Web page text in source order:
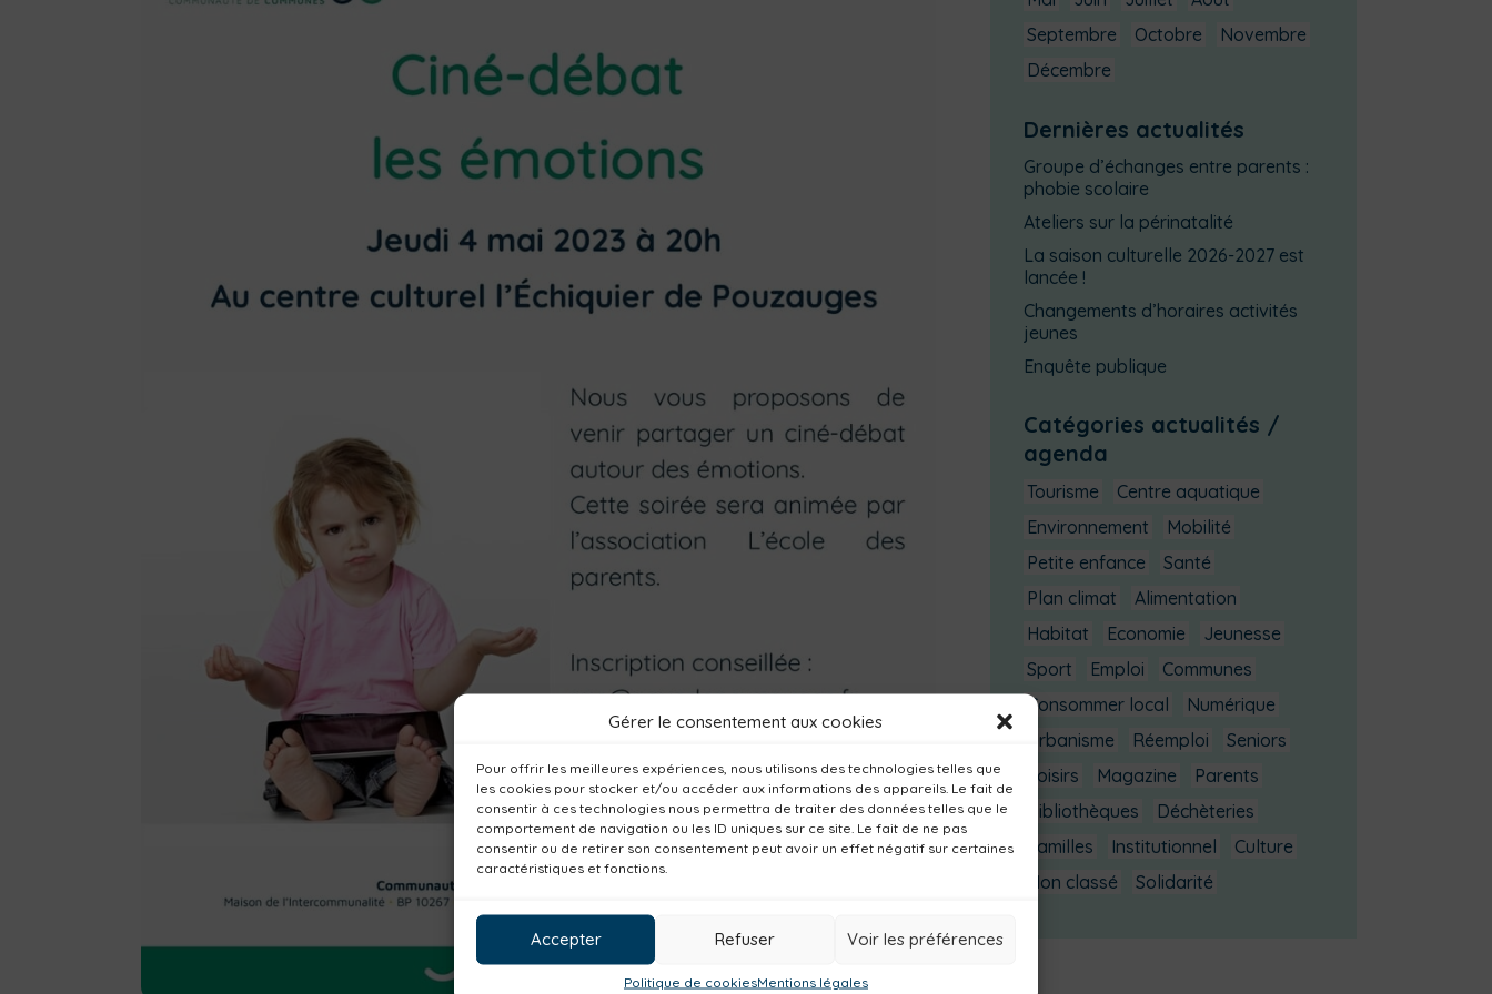
Gérer le consentement aux cookies
Pour offrir les meilleures expériences, nous utilisons des technologies telles que
les cookies pour stocker et/ou accéder aux informations des appareils. Le fait de
consentir à ces technologies nous permettra de traiter des données telles que le
comportement de navigation ou les ID uniques sur ce site. Le fait de ne pas
consentir ou de retirer son consentement peut avoir un effet négatif sur certaines
caractéristiques et fonctions.
Accepter Refuser Voir les préférences
Politique de cookiesMentions légales
Septembre
Octobre
Novembre
Décembre
Dernières actualités
Groupe d’échanges entre parents :
phobie scolaire
Ateliers sur la périnatalité
La saison culturelle 2026-2027 est
lancée !
Changements d’horaires activités
jeunes
Enquête publique
Catégories actualités /
agenda
Tourisme
Centre aquatique
Environnement
Mobilité
Petite enfance
Santé
Plan climat
Alimentation
Habitat
Economie
Jeunesse
Sport
Emploi
Communes
Consommer local
Numérique
Urbanisme
Réemploi
Seniors
Loisirs
Magazine
Parents
Bibliothèques
Déchèteries
Familles
Institutionnel
Culture
Non classé
Solidarité